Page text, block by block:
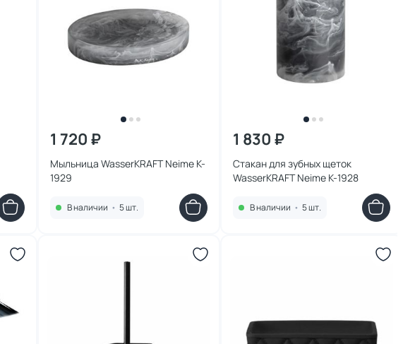
1 720 ₽
Мыльница WasserKRAFT Neime K-
1929
В наличии • 5 шт.
1 830 ₽
Стакан для зубных щеток
WasserKRAFT Neime K-1928
В наличии • 5 шт.